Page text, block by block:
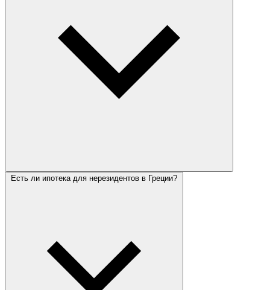
Есть ли ипотека для нерезидентов в Греции?